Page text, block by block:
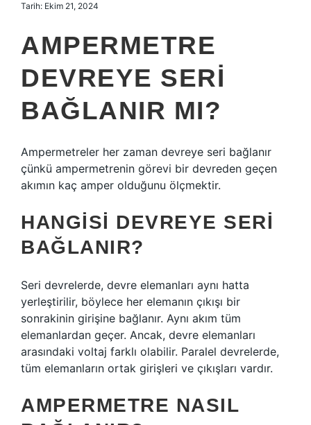
Tarih: Ekim 21, 2024
AMPERMETRE
DEVREYE SERI
BAĞLANIR MI?
Ampermetreler her zaman devreye seri bağlanır
çünkü ampermetrenin görevi bir devreden geçen
akımın kaç amper olduğunu ölçmektir.
HANGISI DEVREYE SERI
BAĞLANIR?
Seri devrelerde, devre elemanları aynı hatta
yerleştirilir, böylece her elemanın çıkışı bir
sonrakinin girişine bağlanır. Aynı akım tüm
elemanlardan geçer. Ancak, devre elemanları
arasındaki voltaj farklı olabilir. Paralel devrelerde,
tüm elemanların ortak girişleri ve çıkışları vardır.
AMPERMETRE NASIL